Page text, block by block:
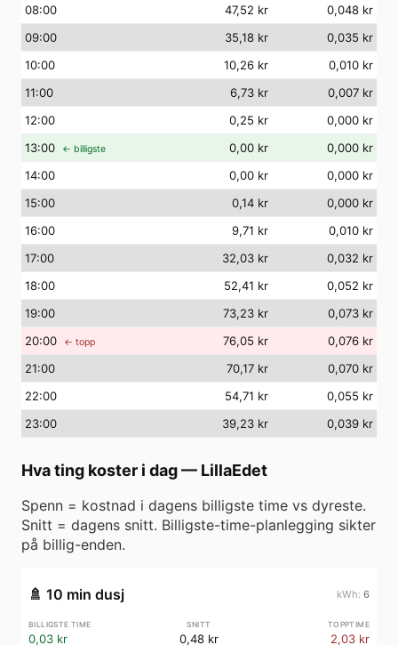
08:00 47,52 kr
0,048 kr
09:00 35,18 kr
0,035 kr
10:00 10,26 kr
0,010 kr
11:00 6,73 kr
0,007 kr
12:00 0,25 kr
0,000 kr
13:00 ← billigste 0,00 kr
0,000 kr
14:00 0,00 kr
0,000 kr
15:00 0,14 kr
0,000 kr
16:00 9,71 kr
0,010 kr
17:00 32,03 kr
0,032 kr
18:00 52,41 kr
0,052 kr
19:00 73,23 kr
0,073 kr
20:00 ← topp 76,05 kr
0,076 kr
21:00 70,17 kr
0,070 kr
22:00 54,71 kr
0,055 kr
23:00 39,23 kr 0,039 kr
Hva ting koster i dag— LillaEdet
Spenn = kostnad i dagens billigste time vs dyreste.
Snitt = dagens snitt. Billigste-time-planlegging sikter
på billig-enden.
🚿 10 min dusj 6
0,03 kr 0,48 kr 2,03 kr